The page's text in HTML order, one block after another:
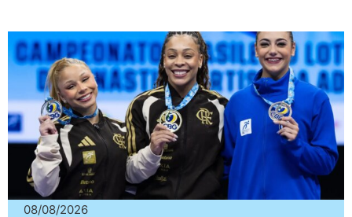
08/08/2026